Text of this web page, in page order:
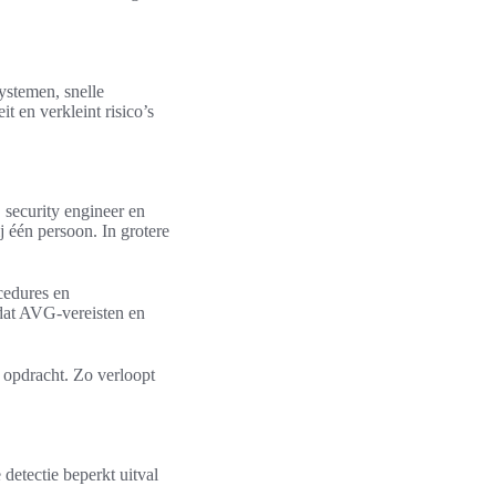
snelle
en verkleint risico’s
engineer en
persoon. In grotere
en
AVG-vereisten en
Zo verloopt
beperkt uitval